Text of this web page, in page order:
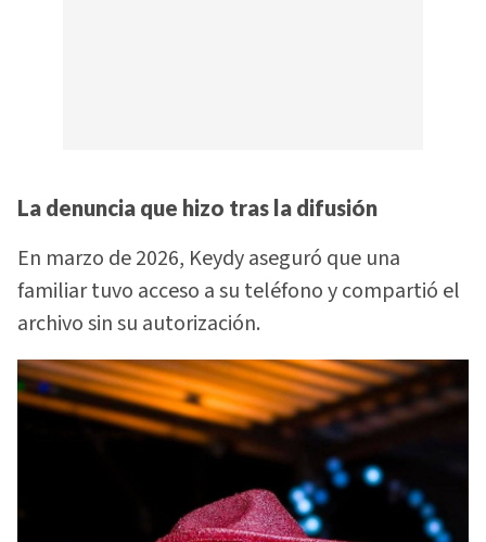
La denuncia que hizo tras la difusión
En marzo de 2026, Keydy aseguró que una
familiar tuvo acceso a su teléfono y compartió el
archivo sin su autorización.